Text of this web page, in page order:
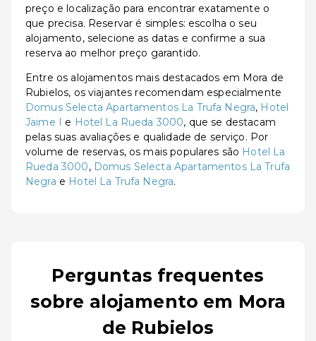
preço e localização para encontrar exatamente o
que precisa. Reservar é simples: escolha o seu
alojamento, selecione as datas e confirme a sua
reserva ao melhor preço garantido.
Entre os alojamentos mais destacados em Mora de
Rubielos, os viajantes recomendam especialmente
Domus Selecta Apartamentos La Trufa Negra, Hotel
Jaime I e Hotel La Rueda 3000, que se destacam
pelas suas avaliações e qualidade de serviço. Por
volume de reservas, os mais populares são Hotel La
Rueda 3000, Domus Selecta Apartamentos La Trufa
Negra e Hotel La Trufa Negra.
Perguntas frequentes
sobre alojamento em Mora
de Rubielos